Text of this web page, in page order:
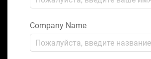
Company Name